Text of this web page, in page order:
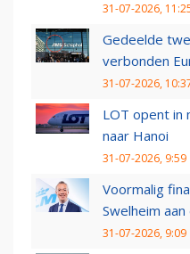
31-07-2026,
Gedeelde
verbonden
31-07-2026,
LOT opent in
naar Hanoi
31-07-2026, 9:59
Voormalig
Swelheim
31-07-2026, 9:09